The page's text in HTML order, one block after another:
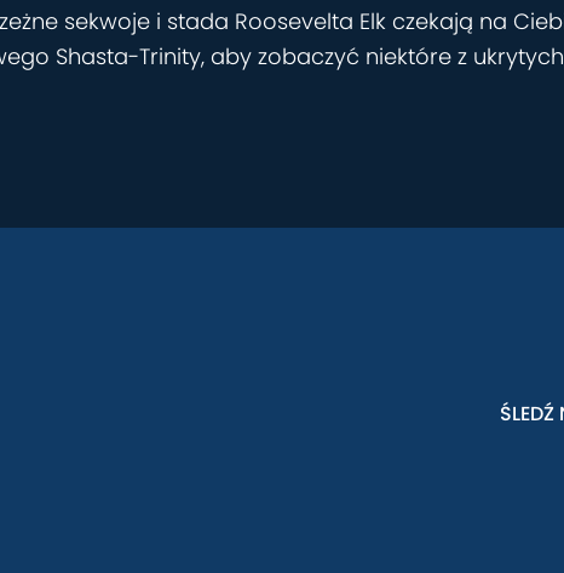
sekwoje i stada Roosevelta Elk czekają na
Shasta-Trinity, aby zobaczyć niektóre z